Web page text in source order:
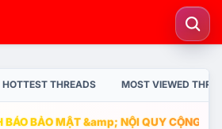
HOTTEST THREADS MOST VIEWED
BÁO BẢO MẬT &amp; NỘI QUY CỘNG